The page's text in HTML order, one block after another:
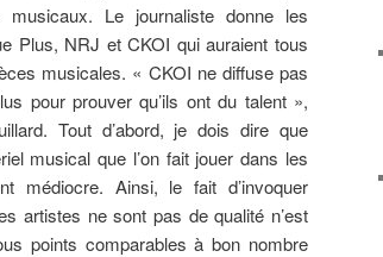
Le journaliste donne les
Plus, NRJ et CKOI qui auraient tous
musicales. « CKOI ne diffuse pas
pour prouver qu’ils ont du talent »,
Tout d’abord, je dois dire que
musical que l’on fait jouer dans les
médiocre. Ainsi, le fait d’invoquer
artistes ne sont pas de qualité n’est
points comparables à bon nombre